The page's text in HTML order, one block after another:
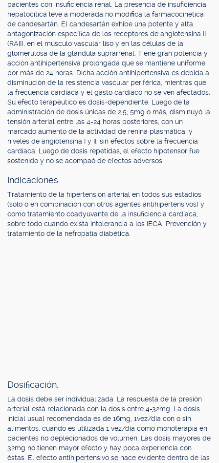
pacientes con insuficiencia renal. La presencia de insuficiencia
hepatocítica leve a moderada no modifica la farmacocinética
de candesartán. El candesartán exhibe una potente y alta
antagonización específica de los receptores de angiotensina II
(RAII), en el músculo vascular liso y en las células de la
glomerulosa de la glándula suprarrenal. Tiene gran potencia y
acción antihipertensiva prolongada que se mantiene uniforme
por más de 24 horas. Dicha acción antihipertensiva es debida a
disminución de la resistencia vascular periférica, mientras que
la frecuencia cardíaca y el gasto cardíaco no se ven afectados.
Su efecto terapéutico es dosis-dependiente. Luego de la
administración de dosis únicas de 2,5; 5mg o más, disminuyó la
tensión arterial entre las 4-24 horas posteriores, con un
marcado aumento de la actividad de renina plasmática, y
niveles de angiotensina I y II, sin efectos sobre la frecuencia
cardíaca. Luego de dosis repetidas, el efecto hipotensor fue
sostenido y no se acompaó de efectos adversos.
Indicaciones.
Tratamiento de la hipertensión arterial en todos sus estadios
(sólo o en combinación con otros agentes antihipertensivos) y
como tratamiento coadyuvante de la insuficiencia cardíaca,
sobre todo cuando exista intolerancia a los IECA. Prevención y
tratamiento de la nefropatía diabética.
Dosificación.
La dosis debe ser individualizada. La respuesta de la presión
arterial está relacionada con la dosis entre 4-32mg. La dosis
inicial usual recomendada es de 16mg, 1vez/día con o sin
alimentos, cuando es utilizada 1 vez/día como monoterapia en
pacientes no deplecionados de volumen. Las dosis mayores de
32mg no tienen mayor efecto y hay poca experiencia con
éstas. El efecto antihipertensivo se hace evidente dentro de las